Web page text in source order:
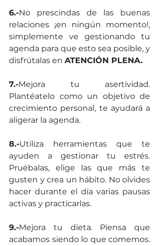
6.-No prescindas de las buenas
relaciones ¡en ningún momento!,
simplemente ve gestionando tu
agenda para que esto sea posible, y
disfrútalas en ATENCIÓN PLENA.
7.-Mejora tu asertividad.
Plantéatelo como un objetivo de
crecimiento personal, te ayudará a
aligerar la agenda.
8.-Utiliza herramientas que te
ayuden a gestionar tu estrés.
Pruébalas, elige las que más te
gusten y crea un hábito. No olvides
hacer durante el día varias pausas
activas y practicarlas.
9.-Mejora tu dieta. Piensa que
acabamos siendo lo que comemos.